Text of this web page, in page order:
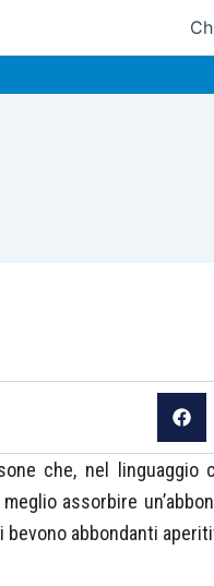
che, nel linguaggio
assorbire
bevono abbondanti